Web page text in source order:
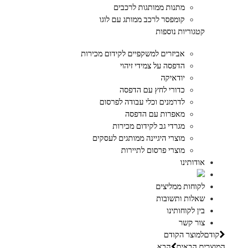
מתנות ממותגות לרכבים
קומפסר לרכב ממותג עם לוגו
קטגוריות נוספות
אביזרים למשקפיים לקידום מכירות
הדפסה על צמידי זיהוי
יודאיקה
כדורי לחץ עם הדפסה
לדרמנים וכלי עבודה לפרסום
מאפרות עם הדפסה
מגרדי גב לקידום מכירות
מוצרי היגיינה ממותגים לעסקים
מוצרי פרסום לתיירות
אודותינו
לקוחות ממליצים
שאלות ותשובות
בין לקוחותינו
צור קשר
קודםלמוצר הקודם